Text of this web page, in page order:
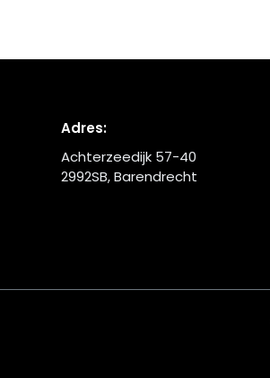
Adres:
Achterzeedijk 57-40
2992SB, Barendrecht